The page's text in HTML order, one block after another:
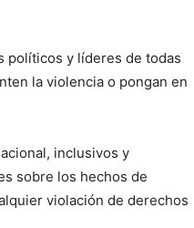
políticos y líderes de todas
la violencia o pongan en
inclusivos y
sobre los hechos de
violación de derechos